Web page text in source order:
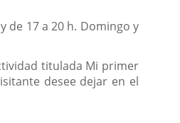
de 17 a 20 h. Domingo y
titulada Mi primer
desee dejar en el